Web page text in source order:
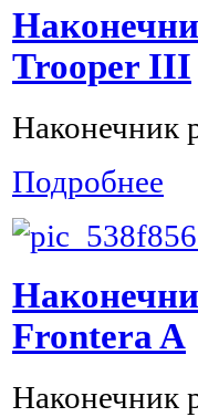
Trooper III
Наконечник
Подробнее
Frontera A
Наконечник